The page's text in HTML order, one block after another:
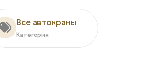
Все автокраны
Категория